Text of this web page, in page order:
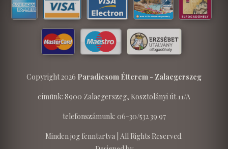
Copyright 2026 Paradicsom Étterem - Zalaegerszeg
címünk: 8900 Zalaegerszeg, Kosztolányi út 11/A
telefonszámunk: 06-30/532 39 97
Minden jog fenntartva | All Rights Reserved.